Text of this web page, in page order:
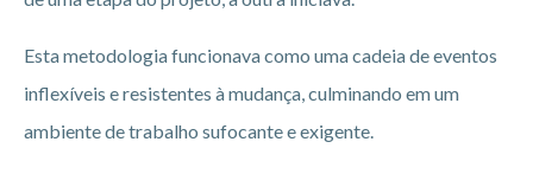
Esta metodologia funcionava como uma cadeia de eventos
inflexíveis e resistentes à mudança, culminando em um
ambiente de trabalho sufocante e exigente.